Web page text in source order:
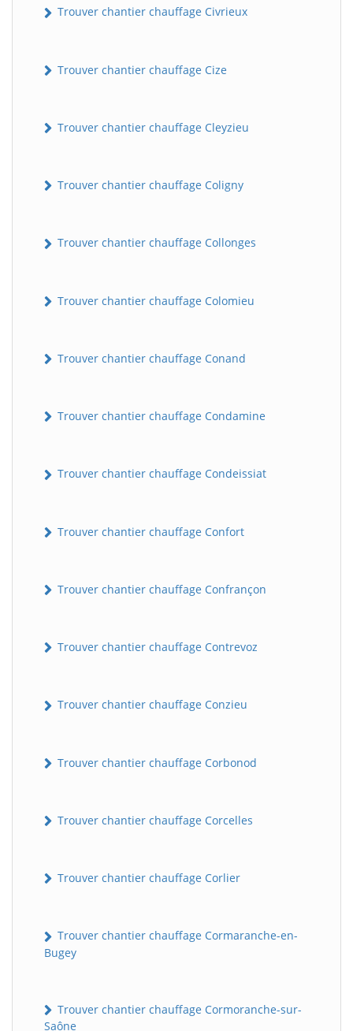
Trouver chantier chauffage Civrieux
Trouver chantier chauffage Cize
Trouver chantier chauffage Cleyzieu
Trouver chantier chauffage Coligny
Trouver chantier chauffage Collonges
Trouver chantier chauffage Colomieu
Trouver chantier chauffage Conand
Trouver chantier chauffage Condamine
Trouver chantier chauffage Condeissiat
Trouver chantier chauffage Confort
Trouver chantier chauffage Confrançon
Trouver chantier chauffage Contrevoz
Trouver chantier chauffage Conzieu
Trouver chantier chauffage Corbonod
Trouver chantier chauffage Corcelles
Trouver chantier chauffage Corlier
Trouver chantier chauffage Cormaranche-en-
Bugey
Trouver chantier chauffage Cormoranche-sur-
Saône
B Assistant en ligne